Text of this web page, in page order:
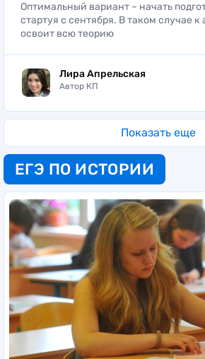
Оптимальный вариант – начать
стартуя с сентября. В таком случае
освоит всю теорию
Лира Апрельская
Автор КП
Показать еще
ЕГЭ ПО ИСТОРИИ